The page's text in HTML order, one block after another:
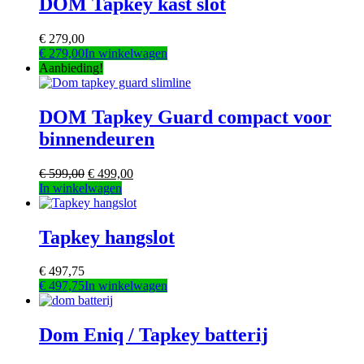
€ 279,00
€ 279,00In winkelwagen
Aanbieding!
DOM Tapkey Guard compact voor
binnendeuren
€599,00 € 499,00
In winkelwagen
product
meerdere
variaties.
kan
op
de
Tapkey hangslot
€ 497,75
€ 497,75In winkelwagen
Dom Eniq / Tapkey batterij